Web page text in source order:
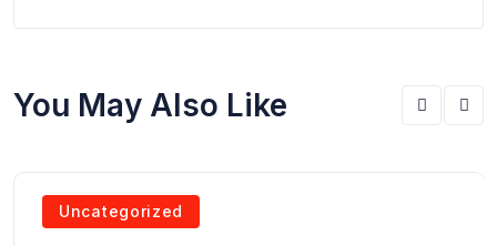
You May Also Like
Uncategorized